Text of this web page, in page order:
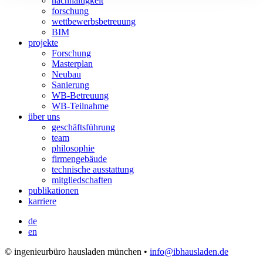
forschung
wettbewerbsbetreuung
BIM
projekte
Forschung
Masterplan
Neubau
Sanierung
WB-Betreuung
WB-Teilnahme
über uns
geschäftsführung
team
philosophie
firmengebäude
technische ausstattung
mitgliedschaften
publikationen
karriere
de
en
© ingenieurbüro hausladen münchen • info@ibhausladen.de